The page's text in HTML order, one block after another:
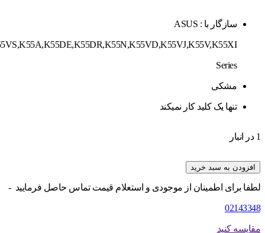
سازگار با : ASUS
Series
مشکی
تنها یک کلید کار نمیکند
1 در انبار
افزودن به سبد خرید
لطفا برای اطمینان از موجودی و استعلام قیمت تماس حاصل فرمایید -
02143348
مقایسه کنید